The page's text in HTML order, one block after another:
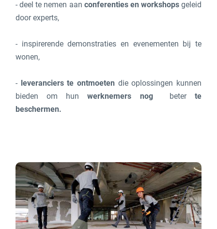
- deel te nemen aan conferenties en workshops geleid
door experts,
- inspirerende demonstraties en evenementen bij te
wonen,
- leveranciers te ontmoeten die oplossingen kunnen
bieden om hunwerknemers nogbeterte
beschermen.